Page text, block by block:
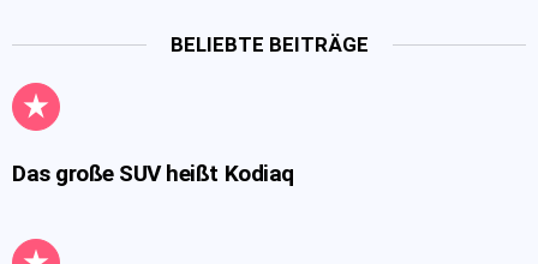
BELIEBTE BEITRÄGE
Das große SUV heißt Kodiaq